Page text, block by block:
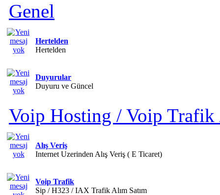
Genel
Hertelden
Hertelden
Duyurular
Duyuru ve Güncel
Voip Hosting / Voip Trafik
Alış Veriş
Internet Uzerinden Alış Veriş ( E Ticaret)
Voip Trafik
Sip / H323 / IAX Trafik Alım Satım